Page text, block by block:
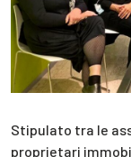
Stipulato tra le
proprietari